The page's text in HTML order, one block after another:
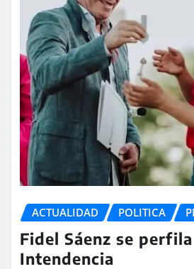
ACTUALIDAD POLITICA
Fidel Sáenz se
Intendencia